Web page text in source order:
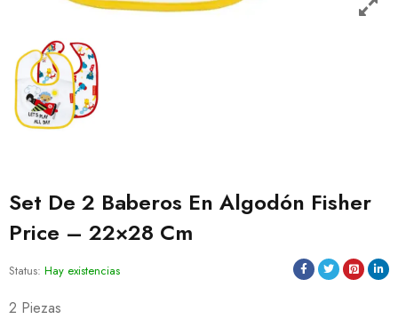
Set De 2 Baberos En Algodón Fisher
Price – 22×28 Cm
Status: Hay existencias
2 Piezas